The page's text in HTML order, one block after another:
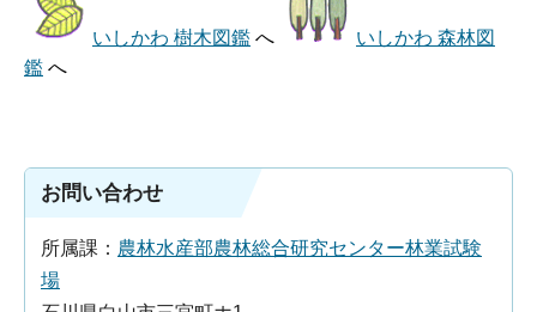
いしかわ 樹木図鑑 へ
いしかわ 森林図
鑑 へ
お問い合わせ
所属課： 農林水産部農林総合研究センター林業試験
場